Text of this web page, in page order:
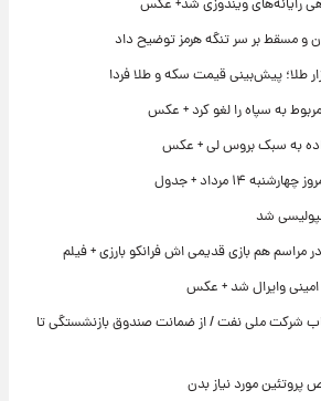
رایانه‌های ویندوزی شد+ عکس
و مسقط بر سر تنگه هرمز توضیح داد
طلا؛ پیش‌بینی قیمت سکه و طلا فردا
به سپاه را لغو کرد + عکس
به سبک بروس لی + عکس
۱۴ مرداد + جدول
شد
مراسم هم بازی قدیمی اش فرانکو بارزی + فیلم
وایرال شد + عکس
ملی نفت / از ضمانت صندوق بازنشستگی تا
مورد نیاز بدن